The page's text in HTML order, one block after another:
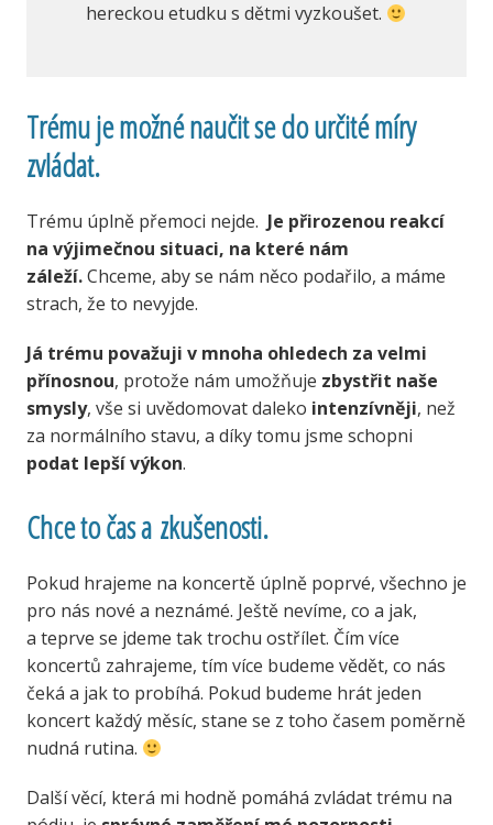
hereckou etudku s dětmi vyzkoušet.
Trému je možné naučit se do určité míry
zvládat.
Trému úplně přemoci nejde. Je přirozenou reakcí
na výjimečnou situaci, na které nám
záleží.Chceme, aby se nám něco podařilo, a máme
strach, že to nevyjde.
Já trému považuji v mnoha ohledech za velmi
přínosnou, protože nám umožňuje zbystřit naše
smysly, vše si uvědomovat daleko intenzívněji, než
za normálního stavu, a díky tomu jsme schopni
podat lepší výkon.
Chce to čas a zkušenosti.
Pokud hrajeme na koncertě úplně poprvé, všechno je
pro nás nové a neznámé. Ještě nevíme, co a jak,
a teprve se jdeme tak trochu ostřílet. Čím více
koncertů zahrajeme, tím více budeme vědět, co nás
čeká a jak to probíhá. Pokud budeme hrát jeden
koncert každý měsíc, stane se z toho časem poměrně
nudná rutina.
Další věcí, která mi hodně pomáhá zvládat trému na